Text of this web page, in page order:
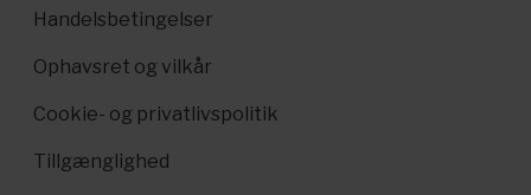
Handelsbetingelser
Ophavsret og vilkår
Cookie- og privatlivspolitik
Tillgænglighed